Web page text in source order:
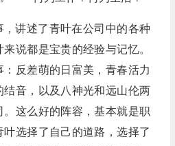
，讲述了青叶在公司中的各种
说都是宝贵的经验与记忆。
反差萌的日富美，青春活力
结音，以及八神光和远山伦两
这么好的阵容，基本就是职
选择了自己的道路，选择了